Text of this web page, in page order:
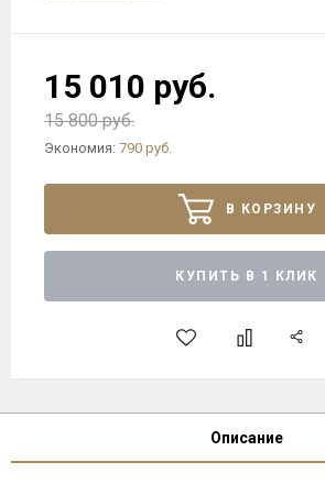
15 010 руб.
15 800 руб.
Экономия: 790 руб.
В КОРЗИНУ
КУПИТЬ В 1 КЛИК
Описание